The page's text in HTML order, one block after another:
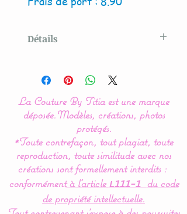
Détails
Couture By Titia
Le tour de Lit est composé
de 3 coussins ( 60 x 45 cm)
: 1 pour la tête de lit et 2
autres pour les côtés.
Idéal pour les lits bébés de
La Couture By Titia est une marque
déposée.Modèles, créations, photos
protégés.
*Toute contrefaçon, tout plagiat, toute
reproduction, toute similitude avec nos
créations sont formellement interdits :
conformémentà l’article L111-1
du code
de propriété intellectuelle.